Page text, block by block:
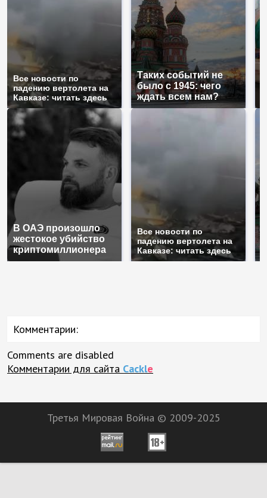
Все новости по
падению вертолета на
Кавказе: читать здесь
Таких событий не
было с 1945: чего
ждать всем нам?
В ОАЭ произошло
жестокое убийство
криптомиллионера
Все новости по
падению вертолета на
Кавказе: читать здесь
Комментарии:
Comments are disabled
Комментарии для сайта Cackle
Третья Мировая Война © 2009-2025